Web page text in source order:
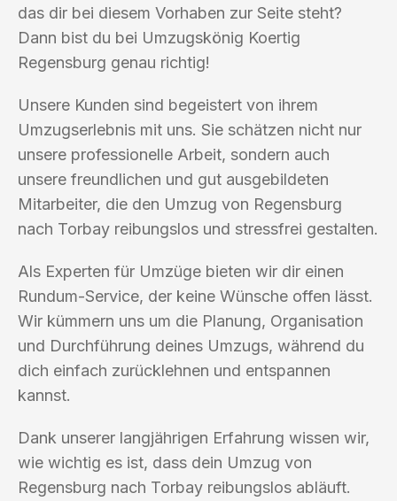
das dir bei diesem Vorhaben zur Seite steht?
Dann bist du bei Umzugskönig Koertig
Regensburg genau richtig!
Unsere Kunden sind begeistert von ihrem
Umzugserlebnis mit uns. Sie schätzen nicht nur
unsere professionelle Arbeit, sondern auch
unsere freundlichen und gut ausgebildeten
Mitarbeiter, die den Umzug von Regensburg
nach Torbay reibungslos und stressfrei gestalten.
Als Experten für Umzüge bieten wir dir einen
Rundum-Service, der keine Wünsche offen lässt.
Wir kümmern uns um die Planung, Organisation
und Durchführung deines Umzugs, während du
dich einfach zurücklehnen und entspannen
kannst.
Dank unserer langjährigen Erfahrung wissen wir,
wie wichtig es ist, dass dein Umzug von
Regensburg nach Torbay reibungslos abläuft.